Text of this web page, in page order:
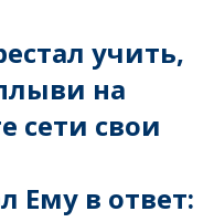
учить,
на
сети свои
Ему в ответ: